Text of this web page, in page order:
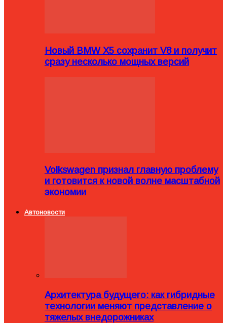
Новый BMW X5 сохранит V8 и получит
сразу несколько мощных версий
Volkswagen признал главную проблему
и готовится к новой волне масштабной
экономии
Автоновости
Архитектура будущего: как гибридные
технологии меняют представление о
тяжелых внедорожниках